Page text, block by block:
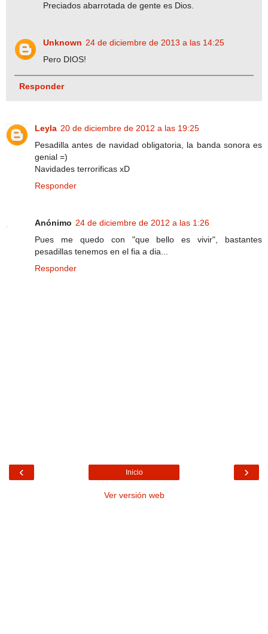
Preciados abarrotada de gente es Dios.
Unknown 24 de diciembre de 2013 a las 14:25
Pero DIOS!
Responder
Leyla 20 de diciembre de 2012 a las 19:25
Pesadilla antes de navidad obligatoria, la banda sonora es
genial =)
Navidades terrorificas xD
Responder
Anónimo 24 de diciembre de 2012 a las 1:26
Pues me quedo con "que bello es vivir", bastantes
pesadillas tenemos en el fia a dia...
Responder
‹ ›
Inicio
Ver versión web